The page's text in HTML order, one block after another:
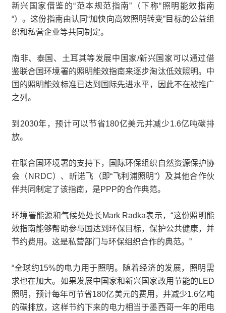
新兴国家借鉴的“范本规范指南”（下称“照明能效指南
“）。这份指南由认同“加快向高效照明转变”目标的公益组
织和私营企业等共同制定。
南非、泰国、土耳其等发展中国家/新兴国家可以通过借
鉴联合国环境署的照明能效指南来逐步淘汰低效照明。中
国的照明能效标准已达到国际先进水平，因此不在被推广
之列。
到2030年，预计可以节省180亿美元并减少1.6亿吨碳排
放。
在联合国环境署的支持下，国际环保组织自然资源保护协
会（NRDC）、昕诺飞（即“飞利浦照明”）及其他合作伙
伴共同制定了该指南，是PPP的合作典范。
环境署能源和气候处处长Mark Radka表示，“这份照明能
效指南能够帮助参与国达到环保目标，保护公共健康，并
节约费用。这是私营部门与环保组织合作的典范。”
“全球约15%的电力用于照明。随着经济的发展，照明需
求也在加大。如果发展中国家和新兴国家改用节能的LED
照明，预计每年可节省180亿美元的费用，并减少1.6亿吨
的碳排放，这样节约下来的电力相当于墨西哥一年的用电